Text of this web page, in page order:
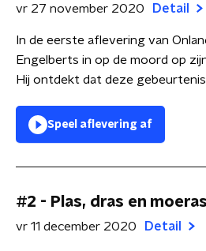
vr 27 november 2020 Detail
In de eerste aflevering van
Engelberts in op de moord op
Hij ontdekt dat deze
Speel aflevering af
#2 - Plas, dras en moeras
vr 11 december 2020 Detail